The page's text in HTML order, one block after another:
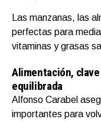
Las manzanas, las
perfectas para
vitaminas y grasas
Alimentación,
equilibrada
Alfonso Carabel
importantes para